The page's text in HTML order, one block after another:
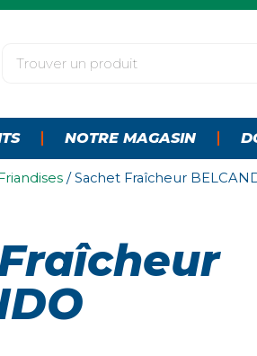
NOTRE MAGASIN
/ Sachet Fraîcheur